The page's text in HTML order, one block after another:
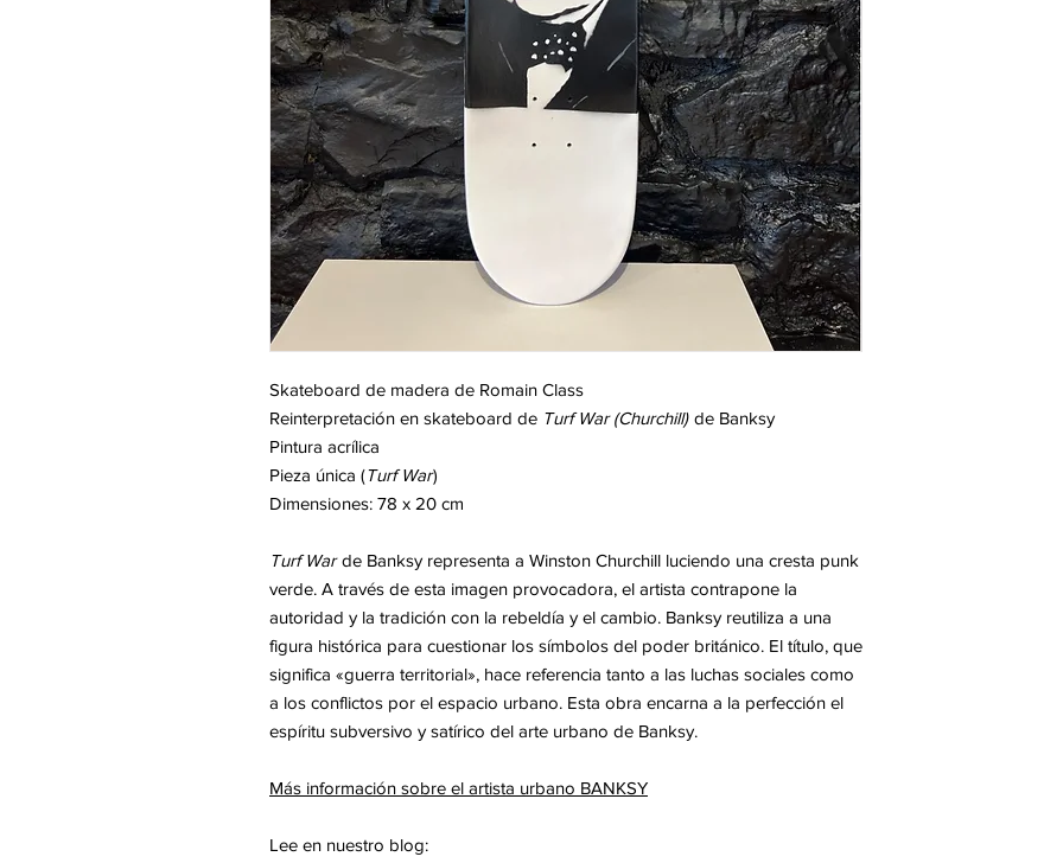
Skateboard de madera de Romain Class
Reinterpretación en skateboard de Turf War (Churchill) de Banksy
Pintura acrílica
Pieza única (Turf War)
Dimensiones: 78 x 20 cm
Turf Warde Banksy representa a Winston Churchill luciendo una cresta punk
verde. A través de esta imagen provocadora, el artista contrapone la
autoridad y la tradición con la rebeldía y el cambio. Banksy reutiliza a una
figura histórica para cuestionar los símbolos del poder británico. El título, que
significa «guerra territorial», hace referencia tanto a las luchas sociales como
a los conflictos por el espacio urbano. Esta obra encarna a la perfección el
espíritu subversivo y satírico del arte urbano de Banksy.
Más información sobre el artista urbano BANKSY
Lee en nuestro blog: